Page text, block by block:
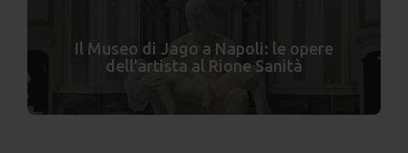
Il Museo di Jago a Napoli: le opere
dell'artista al Rione Sanità